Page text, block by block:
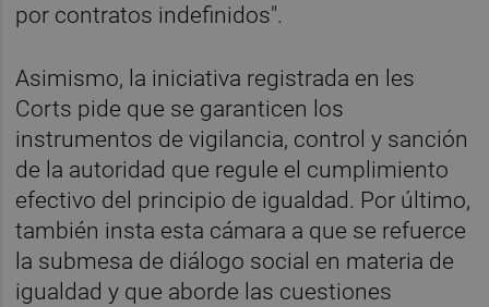
por contratos indefinidos".
Asimismo, la iniciativa registrada en les
Corts pide que se garanticen los
instrumentos de vigilancia, control y sanción
de la autoridad que regule el cumplimiento
efectivo del principio de igualdad. Por último,
también insta esta cámara a que se refuerce
la submesa de diálogo social en materia de
igualdad y que aborde las cuestiones